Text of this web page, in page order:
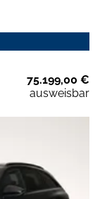
75.199,00 €
ausweisbar